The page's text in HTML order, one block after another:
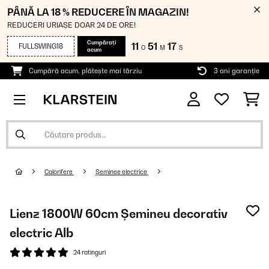
PÂNĂ LA 18 % REDUCERE ÎN MAGAZIN!
REDUCERI URIAȘE DOAR 24 DE ORE!
FULLSWING18
Cumpărați
acum
11 O 51 M 16 S
Cumpără acum, plătește mai târziu 3 ani garanție
Calorifere Șeminee electrice
Lienz 1800W 60cm Șemineu decorativ
electric Alb
24 ratinguri